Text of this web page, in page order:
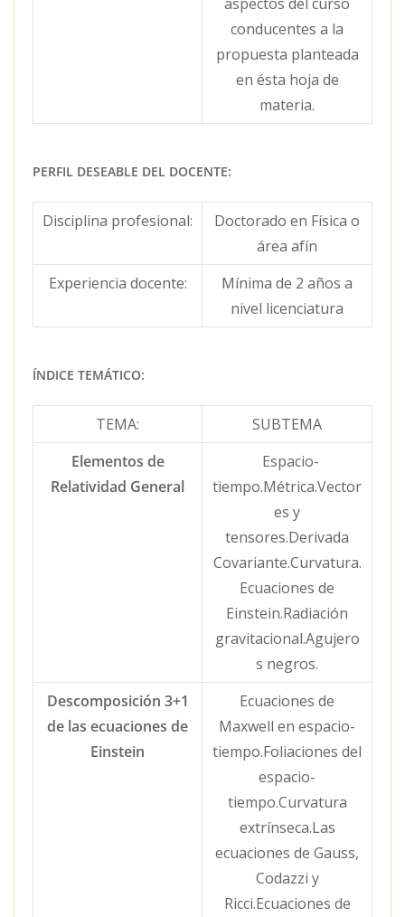
conducentes a la
propuesta planteada
en ésta hoja de
materia.
PERFIL DESEABLE DEL DOCENTE:
Disciplina profesional:
Doctorado en Física o
área afín
Experiencia docente:
Mínima de 2 años a
nivel licenciatura
ÍNDICE TEMÁTICO:
TEMA:
SUBTEMA
Elementos de
Relatividad General
Espacio-
tiempo.Métrica.Vector
es y
tensores.Derivada
Covariante.Curvatura.
Ecuaciones de
Einstein.Radiación
gravitacional.Agujero
s negros.
Descomposición 3+1
de las ecuaciones de
Einstein
Ecuaciones de
Maxwell en espacio-
tiempo.Foliaciones del
espacio-
tiempo.Curvatura
extrínseca.Las
ecuaciones de Gauss,
Codazzi y
Ricci.Ecuaciones de